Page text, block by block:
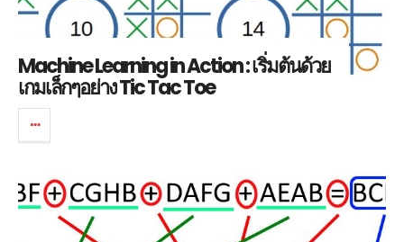
Machine Learning in Action : เริ่มต้นด้วย
เกมเล็กๆอย่าง Tic Tac Toe